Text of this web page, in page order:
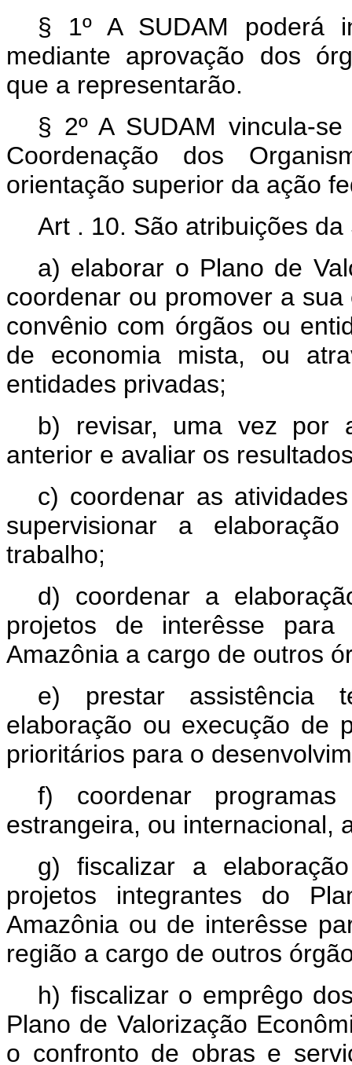
§ 1º A SUDAM poderá
mediante aprovação dos
que a representarão.
§ 2º A SUDAM vincula-
Coordenação dos
orientação superior da ação
Art . 10. São atribuições da
a) elaborar o Plano de
coordenar ou promover a
convênio com órgãos ou
de economia mista, ou
entidades privadas;
b) revisar, uma vez por
anterior e avaliar os
c) coordenar as
supervisionar a
trabalho;
d) coordenar a
projetos de interêsse para
Amazônia a cargo de outros
e) prestar assistência
elaboração ou execução de
prioritários para o
f) coordenar
estrangeira, ou internacional,
g) fiscalizar a
projetos integrantes do
Amazônia ou de interêsse
região a cargo de outros
h) fiscalizar o emprêgo
Plano de Valorização
o confronto de obras e